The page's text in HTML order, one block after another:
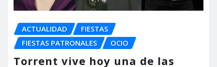
ACTUALIDAD
FIESTAS
FIESTAS PATRONALES
OCIO
Torrent vive hoy una de las